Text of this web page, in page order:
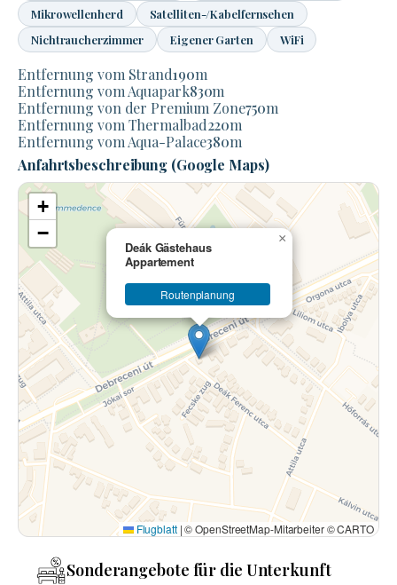
Mikrowellenherd
Satelliten-/Kabelfernsehen
Nichtraucherzimmer
Eigener Garten WiFi
Entfernung vom Strand190m
Entfernung vom Aquapark830m
Entfernung von der Premium Zone750m
Entfernung vom Thermalbad220m
Entfernung vom Aqua-Palace380m
Anfahrtsbeschreibung (Google Maps)
Deák Gästehaus
Appartement
Routenplanung
×
+
−
Flugblatt |© OpenStreetMap-Mitarbeiter © CARTO
Sonderangebote für die Unterkunft